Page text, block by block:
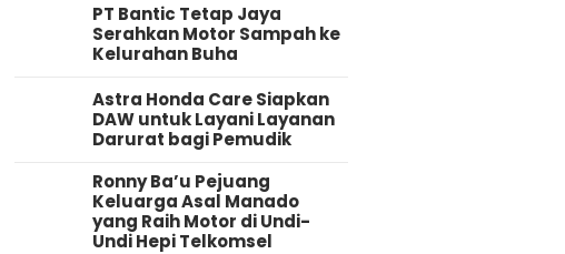
PT Bantic Tetap Jaya
Serahkan Motor Sampah ke
Kelurahan Buha
Astra Honda Care Siapkan
DAW untuk Layani Layanan
Darurat bagi Pemudik
Ronny Ba’u Pejuang
Keluarga Asal Manado
yang Raih Motor di Undi-
Undi Hepi Telkomsel